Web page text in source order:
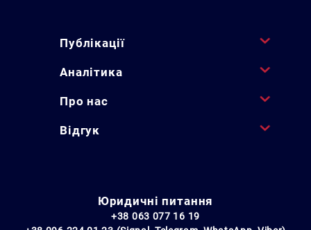
Публікації
Аналітика
Про нас
Відгук
Юридичні питання
+38 063 077 16 19